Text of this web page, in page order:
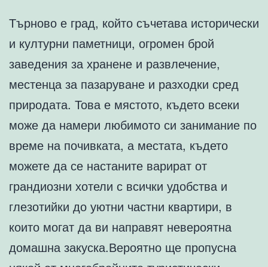
Търново е град, който съчетава исторически
и културни паметници, огромен брой
заведения за хранене и развлечение,
местенца за пазаруване и разходки сред
природата. Това е мястото, където всеки
може да намери любимото си занимание по
време на почивката, а местата, където
можете да се настаните варират от
грандиозни хотели с всички удобства и
глезотийки до уютни частни квартири, в
които могат да ви направят невероятна
домашна закуска.Вероятно ще пропусна